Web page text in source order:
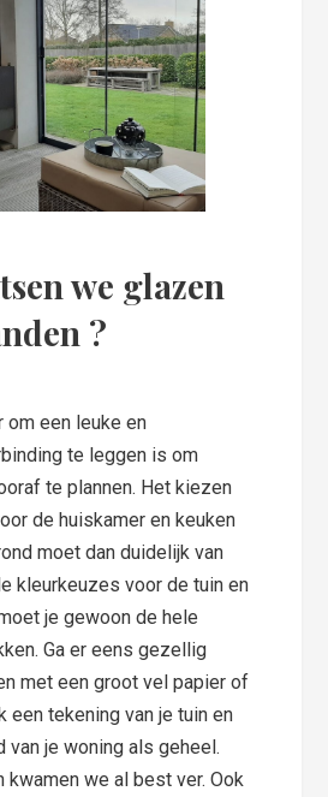
we glazen
?
om een leuke en
te leggen is om
te plannen. Het kiezen
de huiskamer en keuken
moet dan duidelijk van
kleurkeuzes voor de tuin en
je gewoon de hele
Ga er eens gezellig
met een groot vel papier of
een tekening van je tuin en
van je woning als geheel.
kwamen we al best ver. Ook